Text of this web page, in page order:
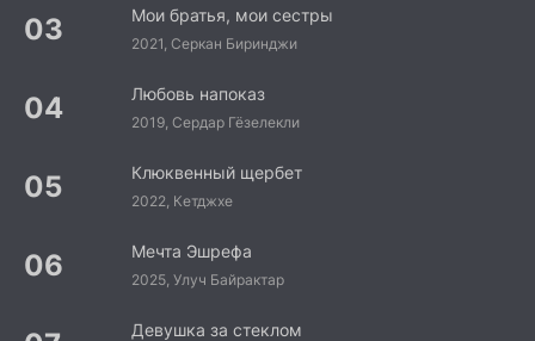
Мои братья, мои сестры
2021, Серкан Биринджи
Любовь напоказ
2019, Сердар Гёзелекли
Клюквенный щербет
2022, Кетджхе
Мечта Эшрефа
2025, Улуч Байрактар
Девушка за стеклом